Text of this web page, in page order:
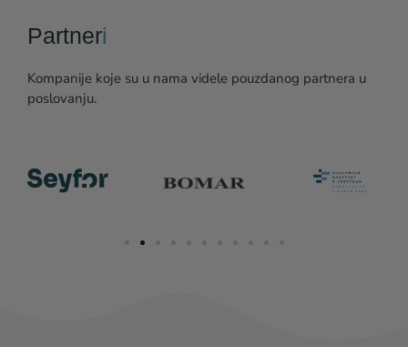
Partneri
Kompanije koje su u nama videle pouzdanog partnera u
poslovanju.